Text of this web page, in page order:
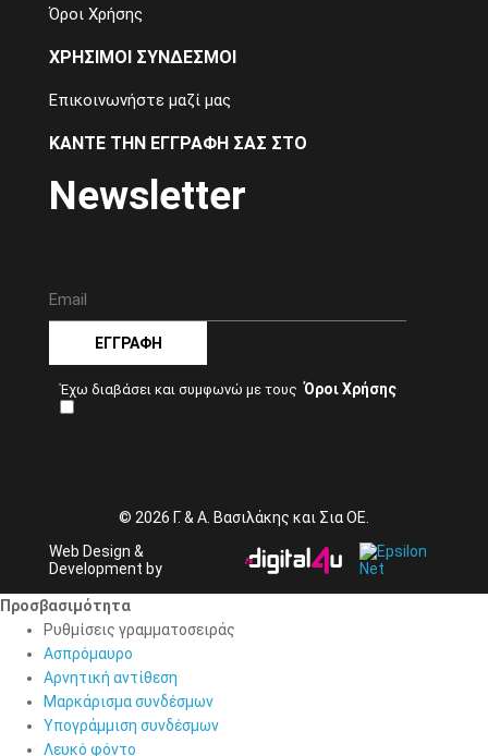
Όροι Χρήσης
ΧΡΉΣΙΜΟΙ ΣΎΝΔΕΣΜΟΙ
Επικοινωνήστε μαζί μας
ΚΆΝΤΕ ΤΗΝ ΕΓΓΡΑΦΉ ΣΑΣ ΣΤΟ
Newsletter
ΕΓΓΡΑΦΉ
Έχω διαβάσει και συμφωνώ με τους Όροι Χρήσης
© 2026 Γ. & Α. Βασιλάκης και Σια ΟΕ.
Web Design &
Development by
Προσβασιμότητα
Προσβασιμότητα
Ρυθμίσεις γραμματοσειράς
Ασπρόμαυρο
Αρνητική αντίθεση
Μαρκάρισμα συνδέσμων
Υπογράμμιση συνδέσμων
Λευκό φόντο